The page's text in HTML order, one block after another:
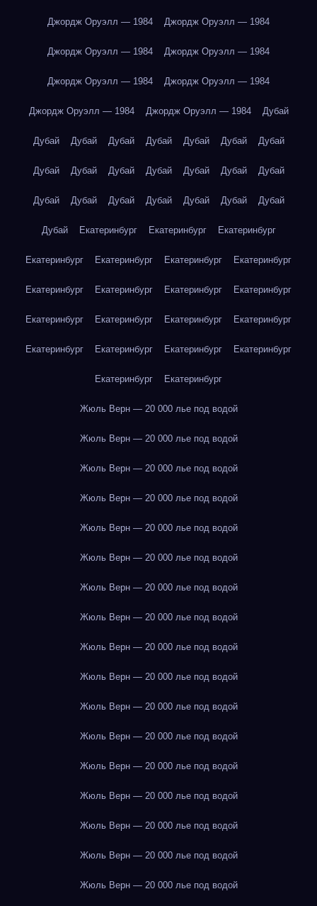
Джордж Оруэлл — 1984 Джордж Оруэлл — 1984
Джордж Оруэлл — 1984 Джордж Оруэлл — 1984
Джордж Оруэлл — 1984 Джордж Оруэлл — 1984
Джордж Оруэлл — 1984 Джордж Оруэлл — 1984 Дубай
Дубай Дубай Дубай Дубай Дубай Дубай Дубай
Дубай Дубай Дубай Дубай Дубай Дубай Дубай
Дубай Дубай Дубай Дубай Дубай Дубай Дубай
Дубай Екатеринбург Екатеринбург Екатеринбург
Екатеринбург Екатеринбург Екатеринбург Екатеринбург
Екатеринбург Екатеринбург Екатеринбург Екатеринбург
Екатеринбург Екатеринбург Екатеринбург Екатеринбург
Екатеринбург Екатеринбург Екатеринбург Екатеринбург
Екатеринбург Екатеринбург
Жюль Верн — 20 000 лье под водой
Жюль Верн — 20 000 лье под водой
Жюль Верн — 20 000 лье под водой
Жюль Верн — 20 000 лье под водой
Жюль Верн — 20 000 лье под водой
Жюль Верн — 20 000 лье под водой
Жюль Верн — 20 000 лье под водой
Жюль Верн — 20 000 лье под водой
Жюль Верн — 20 000 лье под водой
Жюль Верн — 20 000 лье под водой
Жюль Верн — 20 000 лье под водой
Жюль Верн — 20 000 лье под водой
Жюль Верн — 20 000 лье под водой
Жюль Верн — 20 000 лье под водой
Жюль Верн — 20 000 лье под водой
Жюль Верн — 20 000 лье под водой
Жюль Верн — 20 000 лье под водой